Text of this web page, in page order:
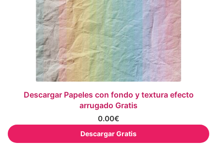
Descargar Papeles con fondo y textura efecto
arrugado Gratis
0.00€
Descargar Gratis